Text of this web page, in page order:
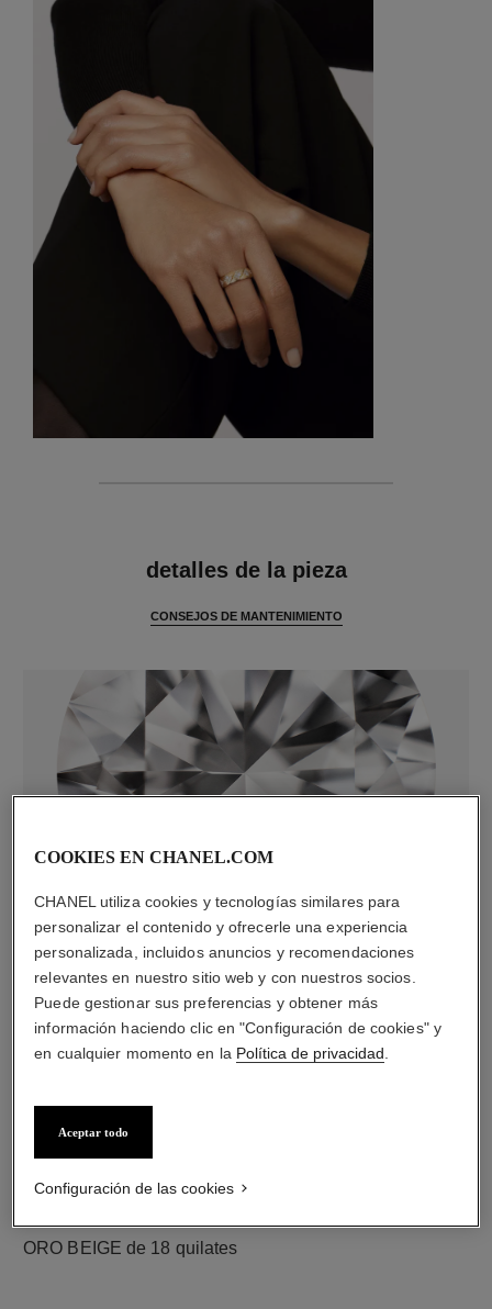
detalles de la pieza
CONSEJOS DE MANTENIMIENTO
60 diamantes talla brillante con un total de 0,89 quilate
Las características de cada pieza pueden variar**
ORO BEIGE de 18 quilates
COOKIES EN CHANEL.COM
CHANEL utiliza cookies y tecnologías similares para
personalizar el contenido y ofrecerle una experiencia
personalizada, incluidos anuncios y recomendaciones
relevantes en nuestro sitio web y con nuestros socios.
Puede gestionar sus preferencias y obtener más
información haciendo clic en "Configuración de cookies" y
en cualquier momento en la Política de privacidad
Aceptar todo
Configuración de las cookies